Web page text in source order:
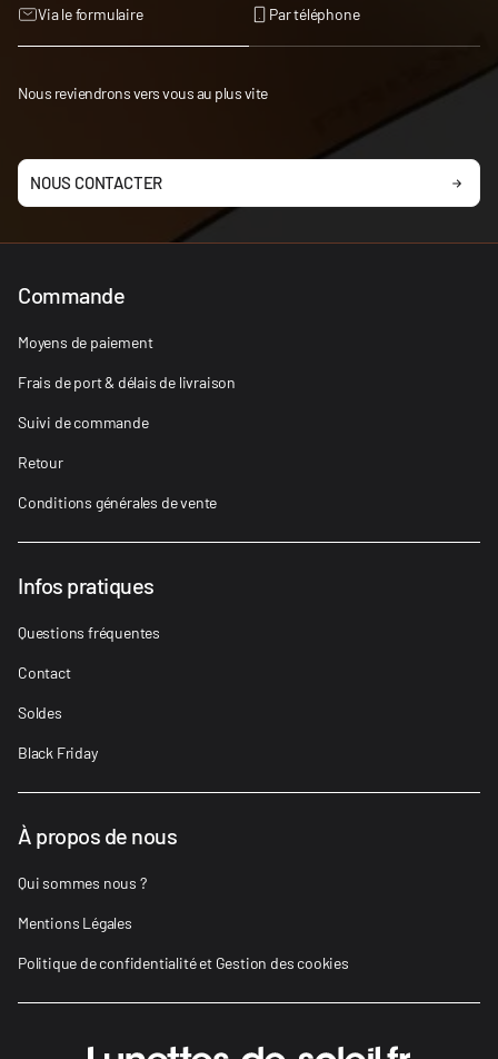
Via le formulaire Par téléphone
Nous reviendrons vers vous au plus vite
NOUS CONTACTER
Commande
Moyens de paiement
Frais de port & délais de livraison
Suivi de commande
Retour
Conditions générales de vente
Infos pratiques
Questions fréquentes
Contact
Soldes
Black Friday
À propos de nous
Qui sommes nous ?
Mentions Légales
Politique de confidentialité et Gestion des cookies